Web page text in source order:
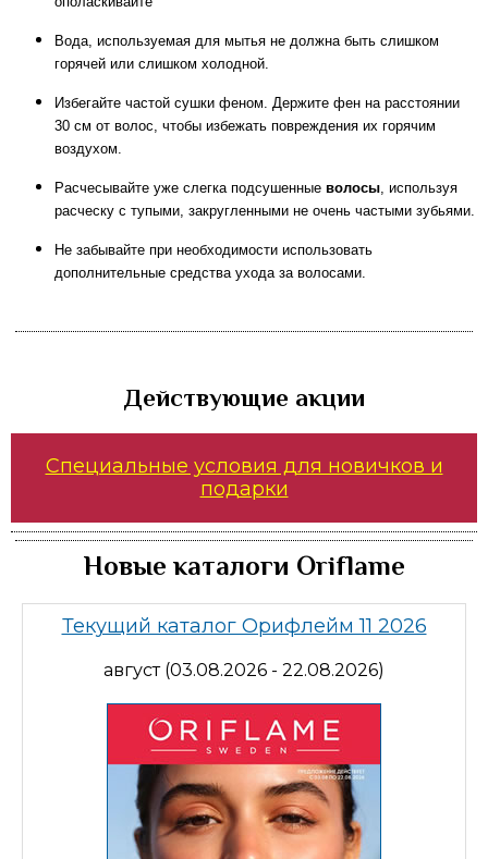
Вода, используемая для мытья не должна быть слишком
горячей или слишком холодной.
Избегайте частой сушки феном. Держите фен на расстоянии
30 см от волос, чтобы избежать повреждения их горячим
воздухом.
Расчесывайте уже слегка подсушенные волосы, используя
расческу с тупыми, закругленными не очень частыми зубьями.
Не забывайте при необходимости использовать
дополнительные средства ухода за волосами.
Действующие акции
Специальные условия для новичков и
подарки
Новые каталоги Oriflame
Текущий каталог Орифлейм 11 2026
август (03.08.2026 - 22.08.2026)